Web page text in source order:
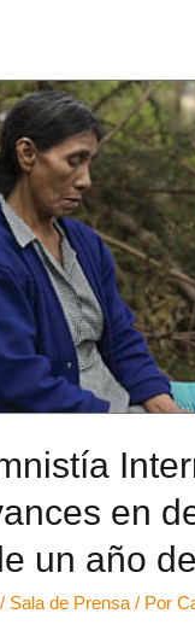
en
un año
/ Sala de Prensa / Por